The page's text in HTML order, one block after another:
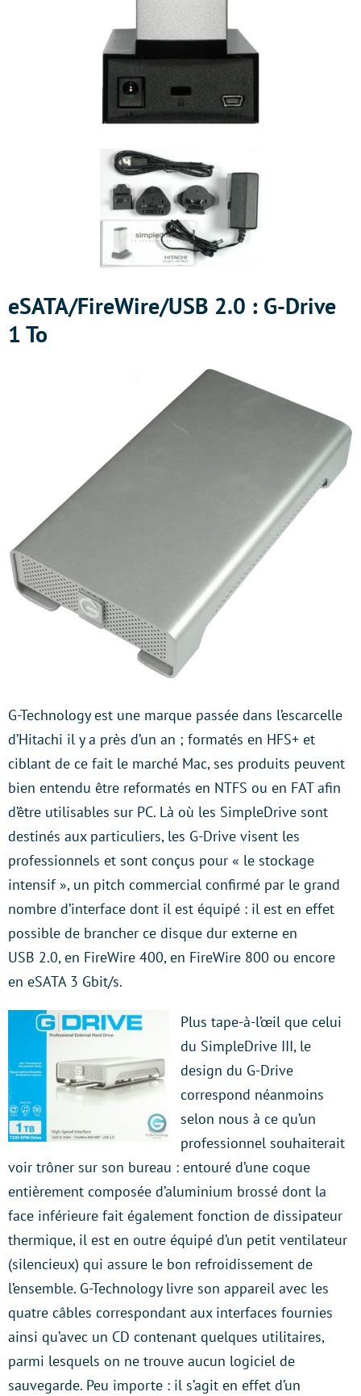
eSATA/FireWire/USB 2.0 : G-Drive
1 To
G-Technology est une marque passée dans l’escarcelle
d’Hitachi il y a près d’un an ; formatés en HFS+ et
ciblant de ce fait le marché Mac, ses produits peuvent
bien entendu être reformatés en NTFS ou en FAT afin
d’être utilisables sur PC. Là où les SimpleDrive sont
destinés aux particuliers, les G-Drive visent les
professionnels et sont conçus pour « le stockage
intensif », un pitch commercial confirmé par le grand
nombre d’interface dont il est équipé : il est en effet
possible de brancher ce disque dur externe en
USB 2.0, en FireWire 400, en FireWire 800 ou encore
en eSATA 3 Gbit/s.
Plus tape-à-l’œil que celui
du SimpleDrive III, le
design du G-Drive
correspond néanmoins
selon nous à ce qu’un
professionnel souhaiterait
voir trôner sur son bureau : entouré d’une coque
entièrement composée d’aluminium brossé dont la
face inférieure fait également fonction de dissipateur
thermique, il est en outre équipé d’un petit ventilateur
(silencieux) qui assure le bon refroidissement de
l’ensemble. G-Technology livre son appareil avec les
quatre câbles correspondant aux interfaces fournies
ainsi qu’avec un CD contenant quelques utilitaires,
parmi lesquels on ne trouve aucun logiciel de
sauvegarde. Peu importe : il s’agit en effet d’un